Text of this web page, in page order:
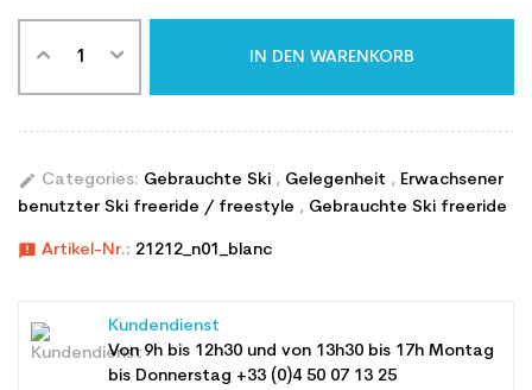
IN DEN WARENKORB
edit Categories: Gebrauchte Ski , Gelegenheit , Erwachsener
benutzter Ski freeride / freestyle , Gebrauchte Ski freeride
announcement Artikel-Nr.: 21212_n01_blanc
Kundendienst
Von 9h bis 12h30 und von 13h30 bis 17h Montag
bis Donnerstag +33 (0)4 50 07 13 25